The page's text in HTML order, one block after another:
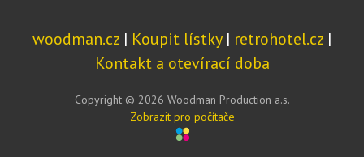
woodman.cz | Koupit lístky| retrohotel.cz |
Kontakt a otevírací doba
Copyright © 2026 Woodman Production a.s.
Zobrazit pro počítače